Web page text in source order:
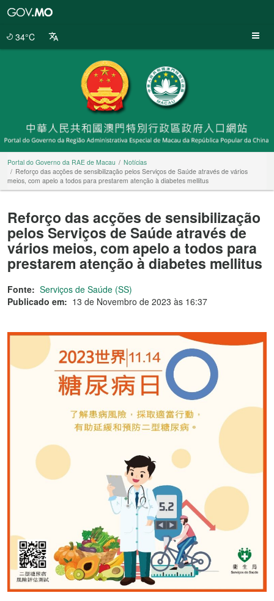
34°C
Portal do Governo da RAE de Macau
Notícias
Reforço das acções de sensibilização pelos Serviços de Saúde através de vários
meios, com apelo a todos para prestarem atenção à diabetes mellitus
Reforço das acções de sensibilização
pelos Serviços de Saúde através de
vários meios, com apelo a todos para
prestarem atenção à diabetes mellitus
Fonte: Serviços de Saúde (SS)
Publicado em: 13 de Novembro de 2023 às 16:37